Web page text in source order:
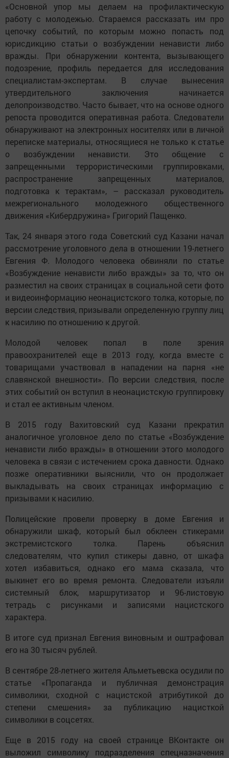
«Основной упор мы делаем на профилактическую
работу с молодежью. Стараемся рассказать им про
цепочку событий, по которым можно попасть под
юрисдикцию статьи о возбуждении ненависти либо
вражды. При обнаружении контента, вызывающего
подозрение, профиль передается для исследования
специалистам-экспертам. В случае вынесения
утвердительного заключения начинается
делопроизводство. Часто бывает, что на основе одного
репоста проводится оперативная работа. Следователи
обнаруживают на электронных носителях или в личной
переписке материалы, относящиеся не только к статье
о возбуждении ненависти. Это общение с
запрещенными террористическими группировками,
распространение запрещенных материалов,
подготовка к терактам», – рассказал руководитель
межрегионального молодежного общественного
движения «Кибердружина» Григорий Пащенко.
Так, 24 января этого года Советский суд Казани начал
рассмотрение уголовного дела в отношении 19-летнего
Евгения Ф. Молодого человека обвиняли по статье
«Возбуждение ненависти либо вражды» за то, что он
разместил на своих страницах в социальной сети фото
и видеоинформацию неонацистского толка, которые, по
версии следствия, призывали определенную группу лиц
к насилию по отношению к другой.
Молодой человек попал в поле зрения
правоохранителей еще в 2013 году, когда вместе с
товарищами участвовал в нападении на парня «не
славянской внешности». По версии следствия, после
этих событий он вступил в неонацистскую группировку
и стал ее активным членом.
В 2015 году Вахитовский суд Казани прекратил
аналогичное уголовное дело по статье «Возбуждение
ненависти либо вражды» в отношении этого молодого
человека в связи с истечением срока давности. Однако
позже оперативники выяснили, что он продолжает
выкладывать на своих страницах информацию с
призывами к насилию.
Полицейские провели проверку в доме Евгения и
обнаружили шкаф, который был обклеен стикерами
экстремистского толка. Парень объяснил
следователям, что купил стикеры давно, от шкафа
хотел избавиться, однако его мама сказала, что
выкинет его во время ремонта. Следователи изъяли
системный блок, маршрутизатор и 96-листовую
тетрадь с рисунками и записями нацистского
характера.
В итоге суд признал Евгения виновным и оштрафовал
его на 30 тысяч рублей.
В сентябре 28-летнего жителя Альметьевска осудили по
статье «Пропаганда и публичная демонстрация
символики, сходной с нацистской атрибутикой до
степени смешения» за публикацию нацисткой
символики в соцсетях.
Еще в 2015 году на своей странице ВКонтакте он
выложил символику подразделения спецназначения